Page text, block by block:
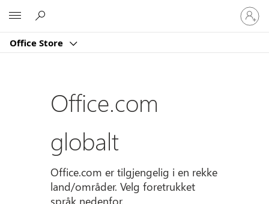
Office Store
Logg
på
kontoen
Office.com
globalt
Office.com er tilgjengelig i en rekke
land/områder. Velg foretrukket
språk nedenfor.